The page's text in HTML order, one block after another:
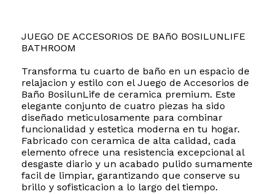
JUEGO DE ACCESORIOS DE BAñO BOSILUNLIFE
BATHROOM
Transforma tu cuarto de baño en un espacio de
relajacion y estilo con el Juego de Accesorios de
Baño BosilunLife de ceramica premium. Este
elegante conjunto de cuatro piezas ha sido
diseñado meticulosamente para combinar
funcionalidad y estetica moderna en tu hogar.
Fabricado con ceramica de alta calidad, cada
elemento ofrece una resistencia excepcional al
desgaste diario y un acabado pulido sumamente
facil de limpiar, garantizando que conserve su
brillo y sofisticacion a lo largo del tiempo.